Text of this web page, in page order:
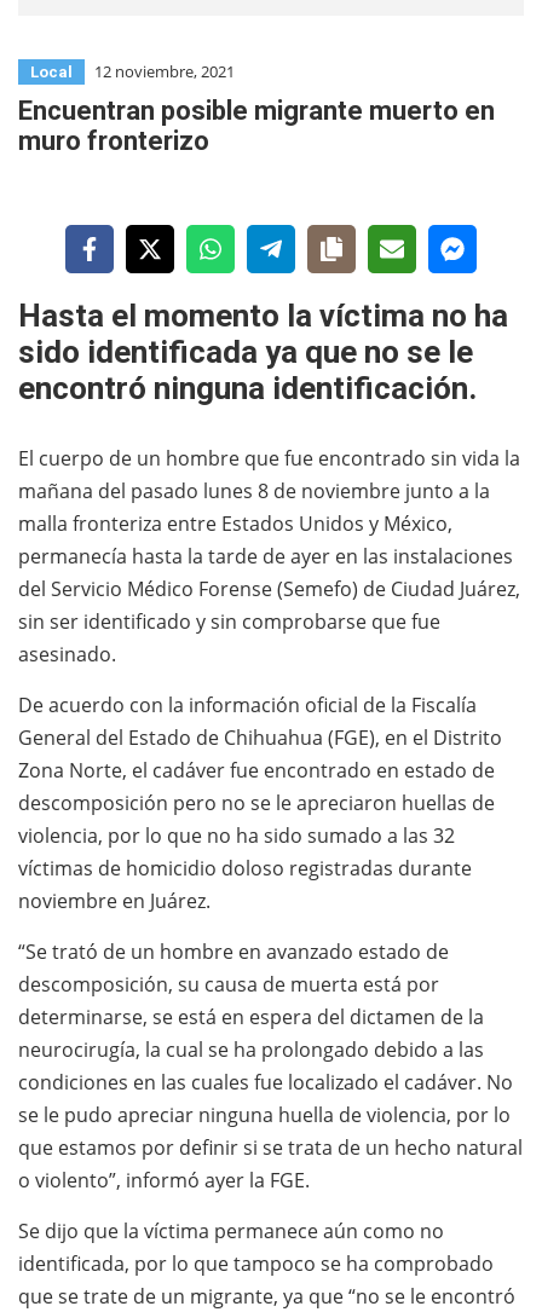
Local 12 noviembre, 2021
Encuentran posible migrante muerto en
muro fronterizo
Hasta el momento la víctima no ha
sido identificada ya que no se le
encontró ninguna identificación.
El cuerpo de un hombre que fue encontrado sin vida la
mañana del pasado lunes 8 de noviembre junto a la
malla fronteriza entre Estados Unidos y México,
permanecía hasta la tarde de ayer en las instalaciones
del Servicio Médico Forense (Semefo) de Ciudad Juárez,
sin ser identificado y sin comprobarse que fue
asesinado.
De acuerdo con la información oficial de la Fiscalía
General del Estado de Chihuahua (FGE), en el Distrito
Zona Norte, el cadáver fue encontrado en estado de
descomposición pero no se le apreciaron huellas de
violencia, por lo que no ha sido sumado a las 32
víctimas de homicidio doloso registradas durante
noviembre en Juárez.
“Se trató de un hombre en avanzado estado de
descomposición, su causa de muerta está por
determinarse, se está en espera del dictamen de la
neurocirugía, la cual se ha prolongado debido a las
condiciones en las cuales fue localizado el cadáver. No
se le pudo apreciar ninguna huella de violencia, por lo
que estamos por definir si se trata de un hecho natural
o violento”, informó ayer la FGE.
Se dijo que la víctima permanece aún como no
identificada, por lo que tampoco se ha comprobado
que se trate de un migrante, ya que “no se le encontró